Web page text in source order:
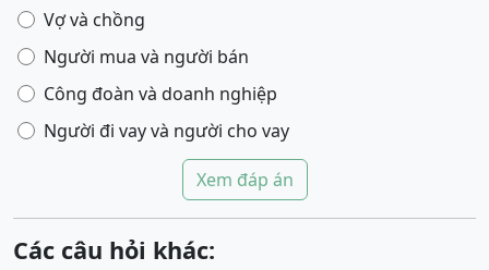
Vợ và chồng
Người mua và người bán
Công đoàn và doanh nghiệp
Người đi vay và người cho vay
Xem đáp án
Các câu hỏi khác: